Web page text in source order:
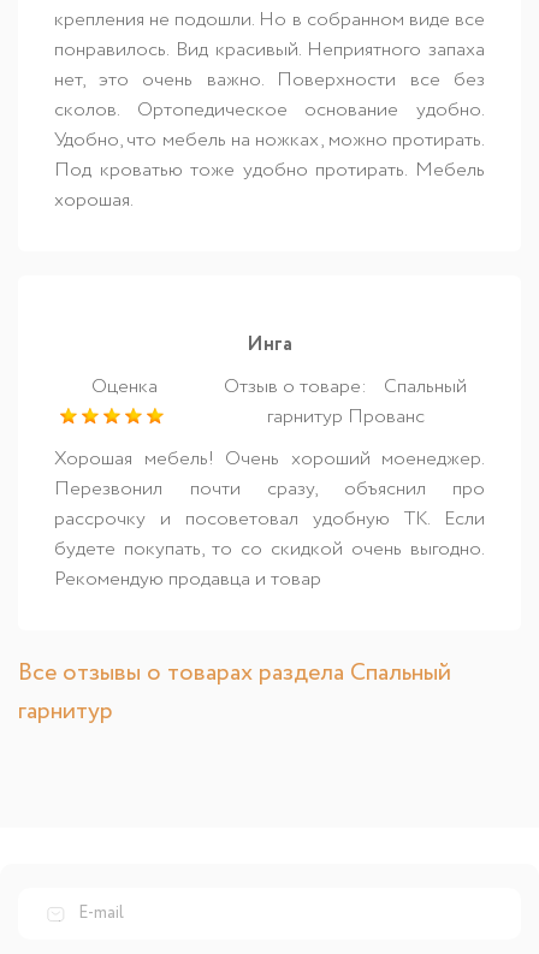
крепления не подошли. Но в собранном виде все
понравилось. Вид красивый. Неприятного запаха
нет, это очень важно. Поверхности все без
сколов. Ортопедическое основание удобно.
Удобно, что мебель на ножках, можно протирать.
Под кроватью тоже удобно протирать. Мебель
хорошая.
Инга
Оценка
Отзыв о товаре:
Спальный
гарнитур Прованс
Хорошая мебель! Очень хороший моенеджер.
Перезвонил почти сразу, объяснил про
рассрочку и посоветовал удобную ТК. Если
будете покупать, то со скидкой очень выгодно.
Рекомендую продавца и товар
Все отзывы о товарах раздела Спальный
гарнитур